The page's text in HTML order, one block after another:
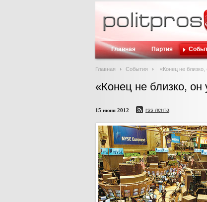
Главная Партия
Главная События «Конец не
«Конец не близко, он
15 июня 2012 rss лента